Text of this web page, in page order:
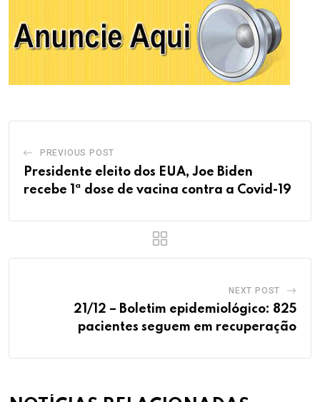
PREVIOUS POST
Presidente eleito dos EUA, Joe Biden
recebe 1ª dose de vacina contra a Covid-19
NEXT POST
21/12 – Boletim epidemiológico: 825
pacientes seguem em recuperação